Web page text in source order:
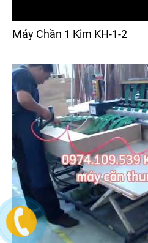
Máy Chần 1 Kim KH-1-2